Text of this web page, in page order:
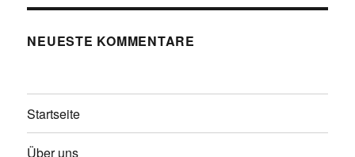
NEUESTE KOMMENTARE
Startseite
Über uns